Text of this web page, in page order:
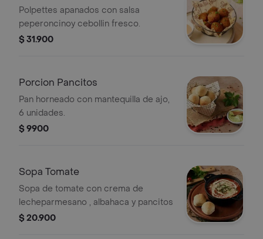
Polpettes apanados con salsa
peperoncinoy cebollin fresco.
$ 31.900
Porcion Pancitos
Pan horneado con mantequilla de ajo,
6 unidades.
$ 9900
Sopa Tomate
Sopa de tomate con crema de
lecheparmesano , albahaca y pancitos
$ 20.900